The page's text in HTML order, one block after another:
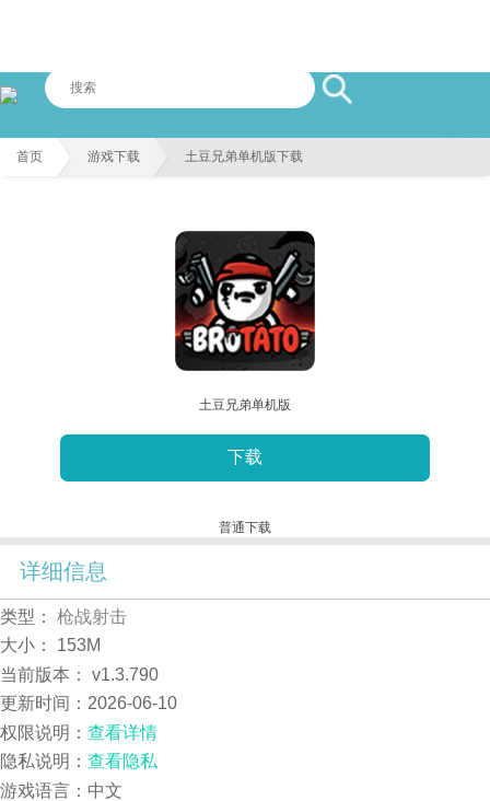
首页 游戏下载 土豆兄弟单机版下载
土豆兄弟单机版
下载
普通下载
详细信息
类型：
枪战射击
大小：
153M
当前版本：
v1.3.790
更新时间： 2026-06-10
权限说明： 查看详情
隐私说明： 查看隐私
游戏语言：中文